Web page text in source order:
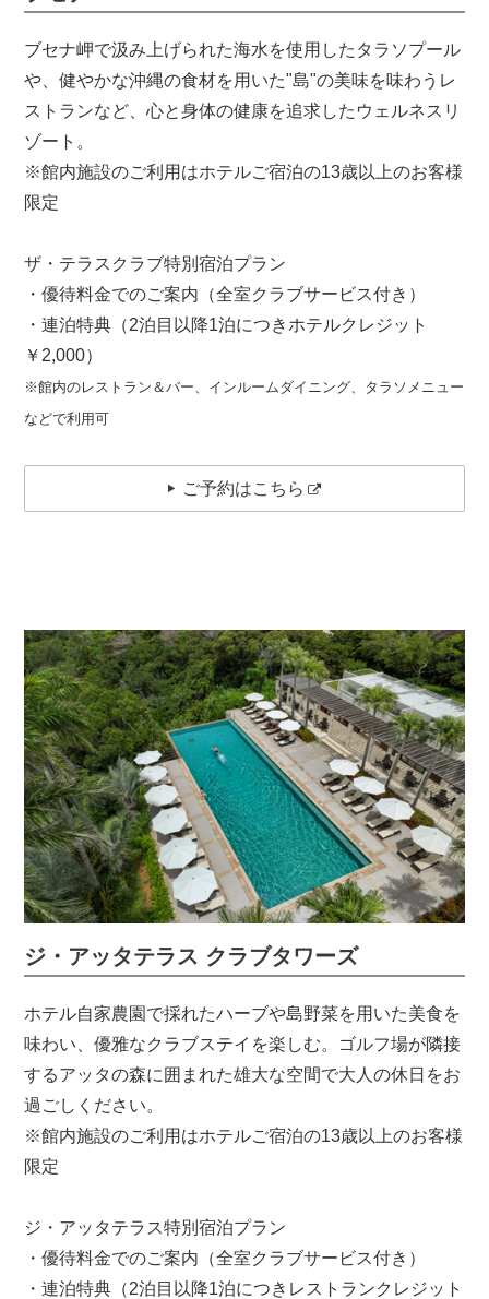
ブセナ岬で汲み上げられた海水を使用したタラソプール
や、健やかな沖縄の食材を用いた"島"の美味を味わうレ
ストランなど、心と身体の健康を追求したウェルネスリ
ゾート。
※館内施設のご利用はホテルご宿泊の13歳以上のお客様
限定
ザ・テラスクラブ特別宿泊プラン
・優待料金でのご案内（全室クラブサービス付き）
・連泊特典（2泊目以降1泊につきホテルクレジット
￥2,000）
※館内のレストラン＆バー、インルームダイニング、タラソメニュー
などで利用可
ご予約はこちら
ジ・アッタテラス クラブタワーズ
ホテル自家農園で採れたハーブや島野菜を用いた美食を
味わい、優雅なクラブステイを楽しむ。ゴルフ場が隣接
するアッタの森に囲まれた雄大な空間で大人の休日をお
過ごしください。
※館内施設のご利用はホテルご宿泊の13歳以上のお客様
限定
ジ・アッタテラス特別宿泊プラン
・優待料金でのご案内（全室クラブサービス付き）
・連泊特典（2泊目以降1泊につきレストランクレジット